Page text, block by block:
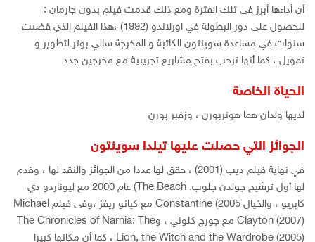
أن أداءها أبرز فى تلك الفترة ومع ذلك قدمت فيلم بدون جارمان :
للحصول على دور البطولة في اورلاندو (1992) ،هذا الفيلم الذي قضىت
سنوات في مساعدة سوينتون الكاتبة و المخرجة سالي بوتر لتطوير و
تمويل ، كما أنها ترحب بفتح مشاريع تجريبية مع مخرجين جدد
الحياة الخاصة
لديها ولدان هما هونربورن ، وزفبر بورن
الجوائز التي حصلت عليها تيلدا سوينتون
في نهاية فيلم ديب (2001) ، حقق لها عددا من الجوائز والنقد لها ، وقدم
لها أول ترشيح جولدن جلوب. The Beach) عام 2000 مع ليوناردو دي
كابريو ، والخيال Constantine (2005 مع كيانو ريفز ،وفى فيلم Michael
Clayton (2007) مع جورج كلوني ، وThe Chronicles of Narnia: The
Lion, the Witch and the Wardrobe (2005) ، كما أن مكانها كبيرا